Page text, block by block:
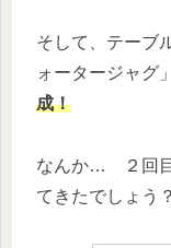
そして、テーブ
ォータージャグ
成！
なんか… ２回
てきたでしょう？